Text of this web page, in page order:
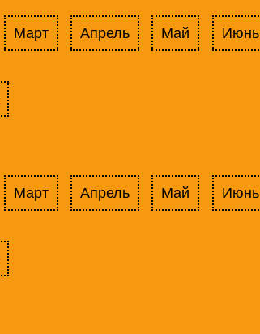
Март Апрель Май Июнь
Март Апрель Май Июнь